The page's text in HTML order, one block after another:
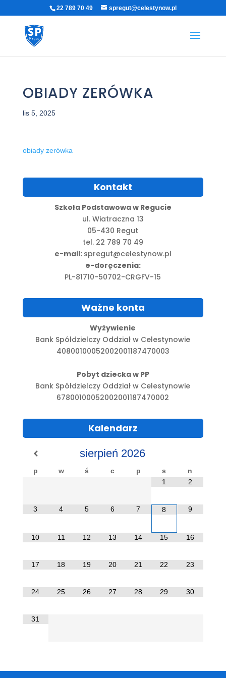
22 789 70 49 spregut@celestynow.pl
OBIADY ZERÓWKA
lis 5, 2025
obiady zerówka
Kontakt
Szkoła Podstawowa w Regucie
ul. Wiatraczna 13
05-430 Regut
tel. 22 789 70 49
e-mail: spregut@celestynow.pl
e-doręczenia:
PL-81710-50702-CRGFV-15
Ważne konta
Wyżywienie
Bank Spółdzielczy Oddział w Celestynowie
40800100052002001187470003
Pobyt dziecka w PP
Bank Spółdzielczy Oddział w Celestynowie
67800100052002001187470002
Kalendarz
sierpień 2026
p w ś c p s
n
1
2
3 4 5 6 7 8 9
10 11 12 13 14 15 16
17 18 19 20 21 22 23
24 25 26 27 28 29 30
31